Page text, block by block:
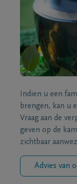
Indien u een
brengen, kan u
Vraag aan de
geven op de
zichtbaar
Advies van